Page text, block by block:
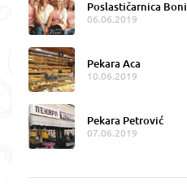
Poslastičarnica Boni
06.06.2019
Pekara Aca
10.06.2019
Pekara Petrović
07.06.2019